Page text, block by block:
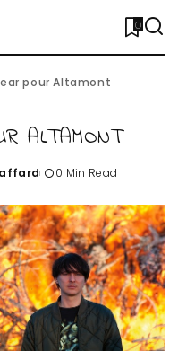
0
pour Altamont
ALTAMONT
0 Min Read